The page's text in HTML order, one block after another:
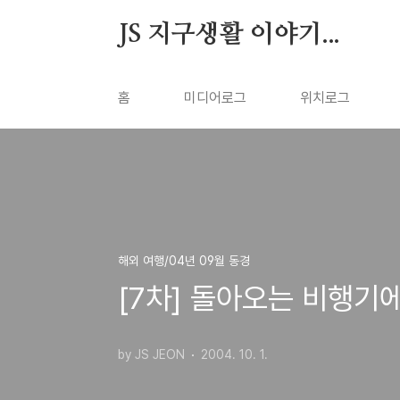
JS 지구생활 이야기...
홈 미디어로그 위치로그
해외 여행/04년 09월 동경
[7차] 돌아오는 비행기
by JS JEON 2004. 10. 1.